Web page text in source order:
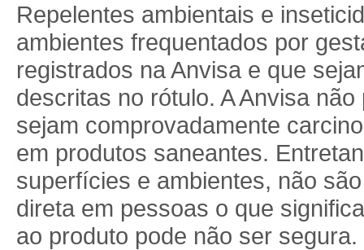
Repelentes ambientais e
ambientes frequentados por
registrados na Anvisa e que
descritas no rótulo. A Anvisa
sejam comprovadamente
em produtos saneantes.
superfícies e ambientes, não
direta em pessoas o que
ao produto pode não ser segura.